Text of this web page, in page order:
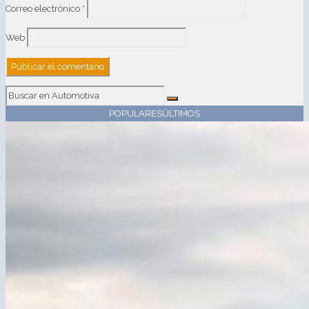
Correo electrónico *
Web
POPULARESÚLTIMOS